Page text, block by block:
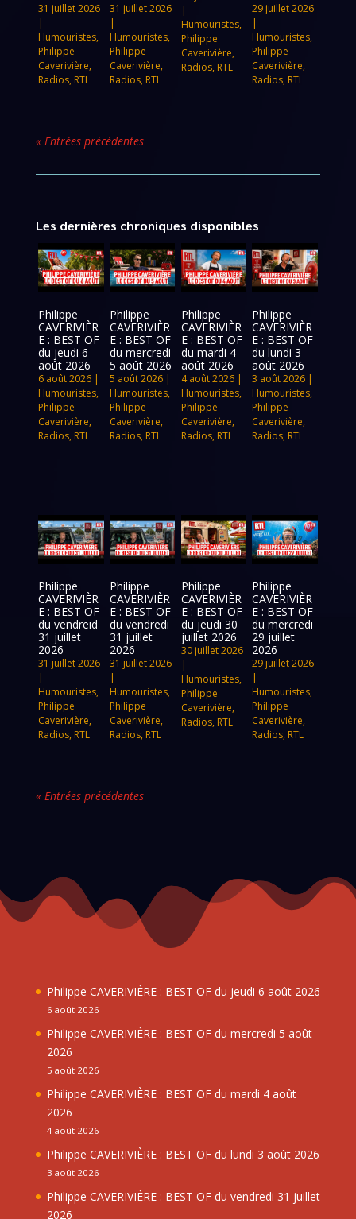
31 juillet 2026
|
Humouristes,
Philippe
Caverivière,
Radios, RTL
31 juillet 2026
|
Humouristes,
Philippe
Caverivière,
Radios, RTL
|
Humouristes,
Philippe
Caverivière,
Radios, RTL
29 juillet 2026
|
Humouristes,
Philippe
Caverivière,
Radios, RTL
« Entrées précédentes
Les dernières chroniques disponibles
Philippe
CAVERIVIÈR
E : BEST OF
du jeudi 6
août 2026
6 août 2026 |
Humouristes,
Philippe
Caverivière,
Radios, RTL
Philippe
CAVERIVIÈR
E : BEST OF
du mercredi
5 août 2026
5 août 2026|
Humouristes,
Philippe
Caverivière,
Radios, RTL
Philippe
CAVERIVIÈR
E : BEST OF
du mardi 4
août 2026
4 août 2026|
Humouristes,
Philippe
Caverivière,
Radios, RTL
Philippe
CAVERIVIÈR
E : BEST OF
du lundi 3
août 2026
3 août 2026 |
Humouristes,
Philippe
Caverivière,
Radios, RTL
Philippe
CAVERIVIÈR
E : BEST OF
du vendreid
31 juillet
2026
31 juillet 2026
|
Humouristes,
Philippe
Caverivière,
Radios, RTL
Philippe
CAVERIVIÈR
E : BEST OF
du vendredi
31 juillet
2026
31 juillet 2026
|
Humouristes,
Philippe
Caverivière,
Radios, RTL
Philippe
CAVERIVIÈR
E : BEST OF
du jeudi 30
juillet 2026
30 juillet 2026
|
Humouristes,
Philippe
Caverivière,
Radios, RTL
Philippe
CAVERIVIÈR
E : BEST OF
du mercredi
29 juillet
2026
29 juillet 2026
|
Humouristes,
Philippe
Caverivière,
Radios, RTL
« Entrées précédentes
Philippe CAVERIVIÈRE : BEST OF du jeudi 6 août 2026
6 août 2026
Philippe CAVERIVIÈRE : BEST OF du mercredi 5 août
2026
5 août 2026
Philippe CAVERIVIÈRE : BEST OF du mardi 4 août
2026
4 août 2026
Philippe CAVERIVIÈRE : BEST OF du lundi 3 août 2026
3 août 2026
Philippe CAVERIVIÈRE : BEST OF du vendredi 31 juillet
2026